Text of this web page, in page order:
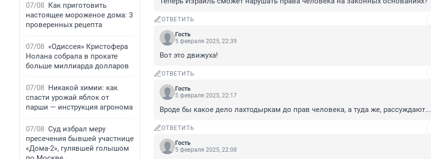
07/08 Как приготовить
настоящее мороженое дома: 3
проверенных рецепта
07/08 «Одиссея» Кристофера
Нолана собрала в прокате
больше миллиарда долларов
07/08 Никакой химии: как
спасти урожай яблок от
парши — инструкция агронома
07/08 Суд избрал меру
пресечения бывшей участнице
«Дома-2», гулявшей голышом
ОТВЕТИТЬ
Гость
5 февраля 2025, 22:39
Вот это движуха!
ОТВЕТИТЬ
Гость
5 февраля 2025, 22:17
Вроде бы какое дело лахтодыркам до прав человека, а туда же, рассуждают...
ОТВЕТИТЬ
Гость
5 февраля 2025, 22:08